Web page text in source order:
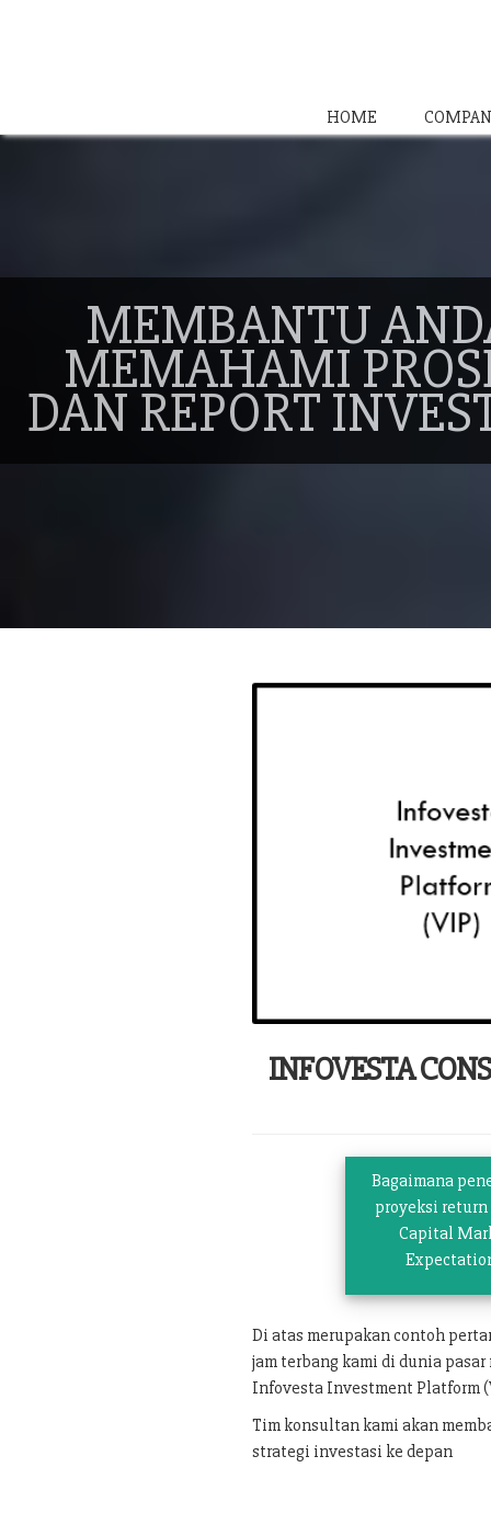
HOME
MEMBANTU
MEMAHAMI
DAN REPORT
INFOVESTA
Bagaimana
proyeksi return
Capital
Di atas merupakan contoh
jam terbang kami di dunia
Infovesta Investment Platform
Tim konsultan kami akan
strategi investasi ke depan